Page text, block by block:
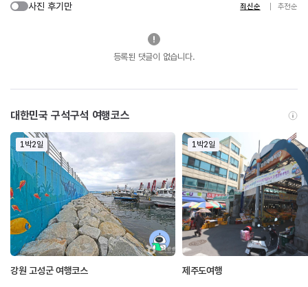
사진 후기만 최신순 추천순
등록된 댓글이 없습니다.
대한민국 구석구석 여행코스
1박2일
강원 고성군 여행코스
1박2일
제주도여행